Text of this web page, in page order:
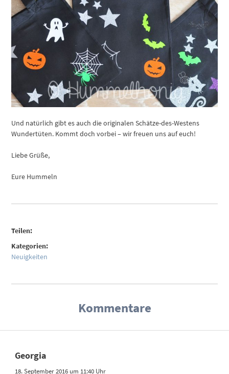
Und natürlich gibt es auch die originalen Schätze-des-Westens
Wundertüten. Kommt doch vorbei – wir freuen uns auf euch!
Liebe Grüße,
Eure Hummeln
Teilen:
Kategorien:
Neuigkeiten
Kommentare
Georgia
18. September 2016 um 11:40 Uhr